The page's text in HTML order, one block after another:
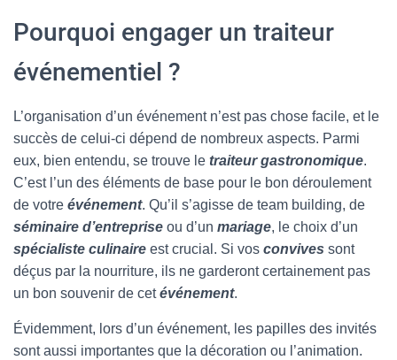
Pourquoi engager un traiteur
événementiel ?
L’organisation d’un événement n’est pas chose facile, et le
succès de celui-ci dépend de nombreux aspects. Parmi
eux, bien entendu, se trouve le traiteur gastronomique.
C’est l’un des éléments de base pour le bon déroulement
de votre événement. Qu’il s’agisse de team building, de
séminaire d’entreprise ou d’un mariage, le choix d’un
spécialiste culinaire est crucial. Si vos convives sont
déçus par la nourriture, ils ne garderont certainement pas
un bon souvenir de cetévénement.
Évidemment, lors d’un événement, les papilles des invités
sont aussi importantes que la décoration ou l’animation.